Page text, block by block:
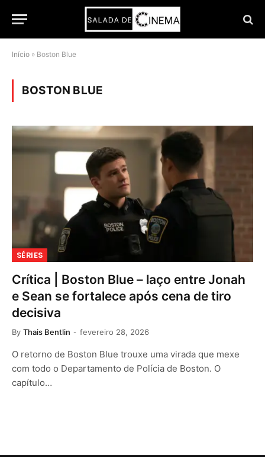
Início » Boston Blue
BOSTON BLUE
SÉRIES
Crítica | Boston Blue – laço entre Jonah
e Sean se fortalece após cena de tiro
decisiva
By Thais Bentlin fevereiro 28, 2026
O retorno de Boston Blue trouxe uma virada que mexe
com todo o Departamento de Polícia de Boston. O
capítulo…